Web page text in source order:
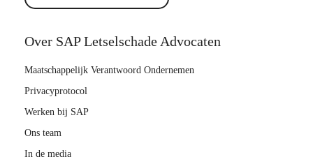
Over SAP Letselschade Advocaten
Maatschappelijk Verantwoord Ondernemen
Privacyprotocol
Werken bij SAP
Ons team
In de media